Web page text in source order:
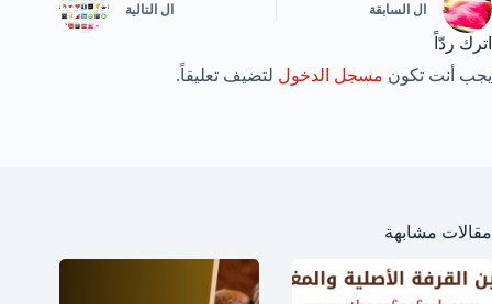
ال السابقة ال التالية
اترك ردّاً
يجب أنت تكون مسجل الدخول لتضيف تعليقاً.
مقالات مشابهة